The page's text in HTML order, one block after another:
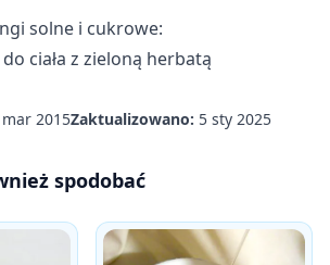
solne i cukrowe:
ciała z zieloną herbatą
2015Zaktualizowano: 5 sty 2025
spodobać